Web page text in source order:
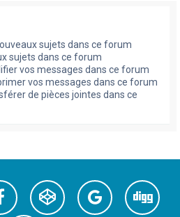
sujets dans ce forum
sujets dans ce forum
vos messages dans ce forum
vos messages dans ce forum
de pièces jointes dans ce